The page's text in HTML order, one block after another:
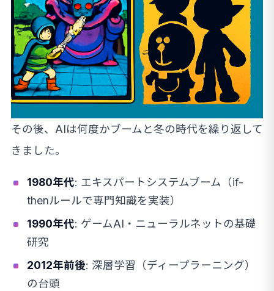
その後、AIは何度かブームと冬の時代を繰り返して
きました。
1980年代: エキスパートシステムブーム（if-
thenルールで専門知識を実装）
1990年代: ゲームAI・ニューラルネットの基礎
研究
2012年前後: 深層学習（ディープラーニング）
の台頭